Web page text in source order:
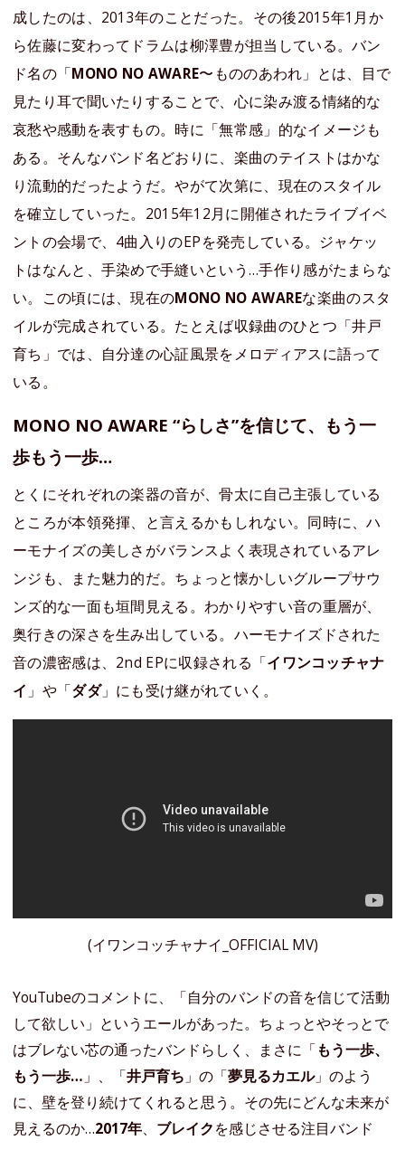
成したのは、2013年のことだった。その後2015年1月か
ら佐藤に変わってドラムは柳澤豊が担当している。バン
ド名の「MONO NO AWARE〜もののあわれ」とは、目で
見たり耳で聞いたりすることで、心に染み渡る情緒的な
哀愁や感動を表すもの。時に「無常感」的なイメージも
ある。そんなバンド名どおりに、楽曲のテイストはかな
り流動的だったようだ。やがて次第に、現在のスタイル
を確立していった。2015年12月に開催されたライブイベ
ントの会場で、4曲入りのEPを発売している。ジャケッ
トはなんと、手染めで手縫いという…手作り感がたまらな
い。この頃には、現在のMONO NO AWAREな楽曲のスタ
イルが完成されている。たとえば収録曲のひとつ「井戸
育ち」では、自分達の心証風景をメロディアスに語って
いる。
MONO NO AWARE “らしさ”を信じて、もう一
歩もう一歩…
とくにそれぞれの楽器の音が、骨太に自己主張している
ところが本領発揮、と言えるかもしれない。同時に、ハ
ーモナイズの美しさがバランスよく表現されているアレ
ンジも、また魅力的だ。ちょっと懐かしいグループサウ
ンズ的な一面も垣間見える。わかりやすい音の重層が、
奥行きの深さを生み出している。ハーモナイズドされた
音の濃密感は、2nd EPに収録される「イワンコッチャナ
イ 」や「ダダ」にも受け継がれていく。
(イワンコッチャナイ_OFFICIAL MV)
YouTubeのコメントに、「自分のバンドの音を信じて活動
して欲しい」というエールがあった。ちょっとやそっとで
はブレない芯の通ったバンドらしく、まさに「もう一歩、
もう一歩… 」、「井戸育ち 」の「夢見るカエル」のよう
に、壁を登り続けてくれると思う。その先にどんな未来が
見えるのか…2017年、 ブレイクを感じさせる注目バンド